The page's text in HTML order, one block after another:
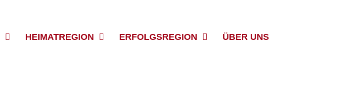
HEIMATREGION ERFOLGSREGION ÜBER UNS